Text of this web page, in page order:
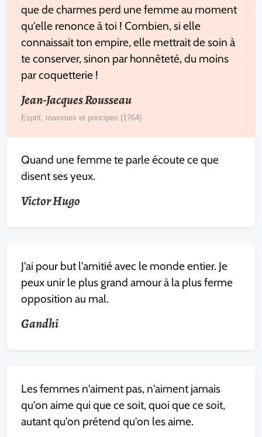
que de charmes perd une femme au moment
qu'elle renonce à toi ! Combien, si elle
connaissait ton empire, elle mettrait de soin à
te conserver, sinon par honnêteté, du moins
par coquetterie !
Jean-Jacques Rousseau
Esprit, maximes et principes (1764)
Quand une femme te parle écoute ce que
disent ses yeux.
Victor Hugo
J'ai pour but l'amitié avec le monde entier. Je
peux unir le plus grand amour à la plus ferme
opposition au mal.
Gandhi
Les femmes n'aiment pas, n'aiment jamais
qu'on aime qui que ce soit, quoi que ce soit,
autant qu'on prétend qu'on les aime.